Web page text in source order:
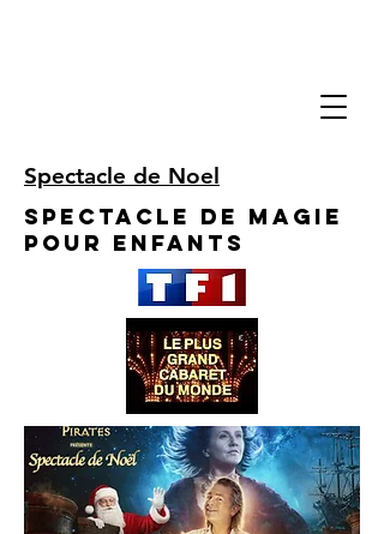
Spectacle de Noel
Spectacle de Magie
pour enfants